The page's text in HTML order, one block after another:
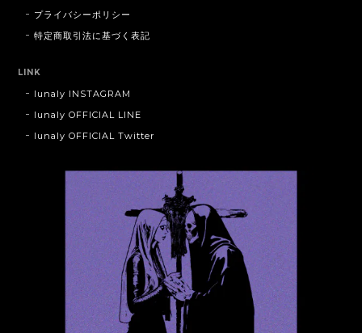
プライバシーポリシー
特定商取引法に基づく表記
LINK
lunaly INSTAGRAM
lunaly OFFICIAL LINE
lunaly OFFICIAL Twitter